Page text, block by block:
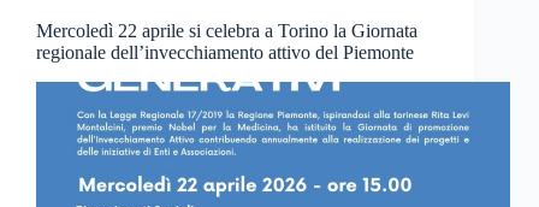
Mercoledì 22 aprile si celebra a Torino la Giornata
regionale dell’invecchiamento attivo del Piemonte